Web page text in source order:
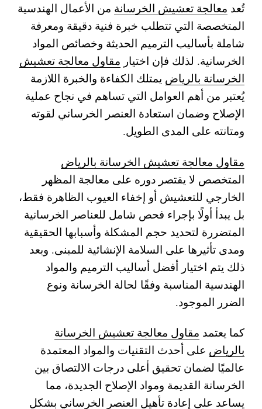
تُعد معالجة تعشيش الخرسانة من الأعمال الهندسية
المتخصصة التي تتطلب خبرة فنية دقيقة ومعرفة
شاملة بأساليب الترميم الحديثة وخصائص المواد
الخرسانية. لذلك فإن اختيار مقاول معالجة تعشيش
الخرسانة بالرياض يمتلك الكفاءة والخبرة اللازمة
يُعتبر من أهم العوامل التي تساهم في نجاح عملية
الإصلاح وضمان استعادة العنصر الخرساني لقوته
ومتانته على المدى الطويل.
مقاول معالجة تعشيش الخرسانة بالرياض
المتخصص لا يقتصر دوره على معالجة المظهر
الخارجي للتعشيش أو إخفاء العيوب الظاهرة فقط،
بل يبدأ أولًا بإجراء فحص شامل للعناصر الخرسانية
المتضررة لتحديد حجم المشكلة وأسبابها الحقيقية
ومدى تأثيرها على السلامة الإنشائية للمبنى. وبعد
ذلك يتم اختيار أفضل أساليب الترميم والمواد
الهندسية المناسبة وفقًا لحالة الخرسانة ونوع
الضرر الموجود.
كما يعتمد مقاول معالجة تعشيش الخرسانة
بالرياض على أحدث التقنيات والمواد المعتمدة
عالميًا لضمان تحقيق أعلى درجات الالتصاق بين
الخرسانة القديمة ومواد الإصلاح الجديدة، مما
يساعد على إعادة تأهيل العنصر الخرساني بشكل